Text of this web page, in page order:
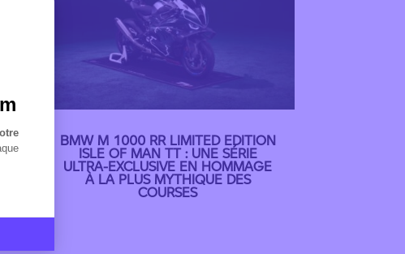
BMW M 1000 RR LIMITED EDITION
ISLE OF MAN TT : UNE SÉRIE
ULTRA-EXCLUSIVE EN HOMMAGE
À LA PLUS MYTHIQUE DES
COURSES